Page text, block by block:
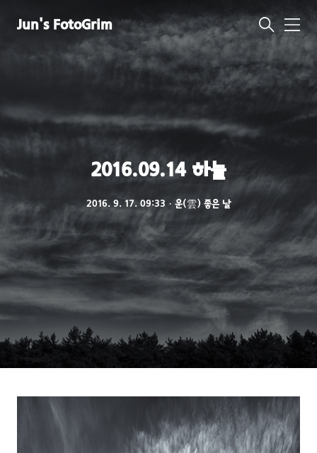
Jun's FotoGrim
메
2016.09.14 하늘
2016. 9. 17. 09:33 ㆍ 운(雲) 좋은 날